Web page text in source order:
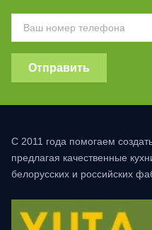
Отправить
С 2011 года помогаем
предлагая качественные
белорусских и российских